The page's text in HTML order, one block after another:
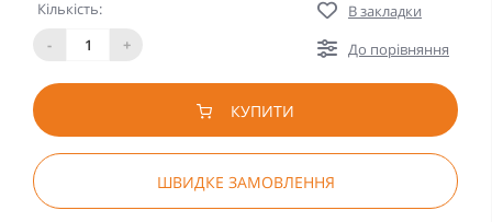
Кількість:
-
+
В закладки
До порівняння
КУПИТИ
ШВИДКЕ ЗАМОВЛЕННЯ